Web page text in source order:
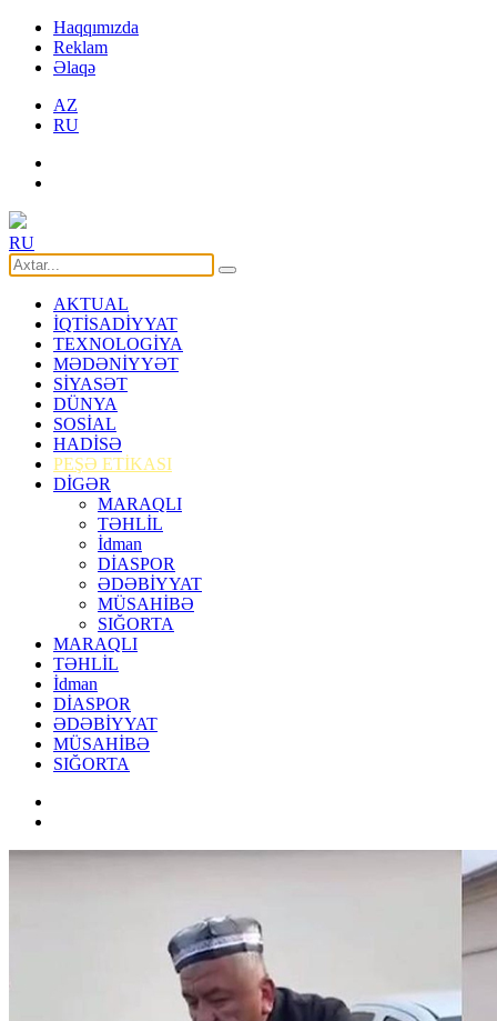
Haqqımızda
Reklam
Əlaqə
AZ
RU
RU
AKTUAL
İQTİSADİYYAT
TEXNOLOGİYA
MƏDƏNİYYƏT
SİYASƏT
DÜNYA
SOSİAL
HADİSƏ
PEŞƏ ETİKASI
DİGƏR
MARAQLI
TƏHLİL
İdman
DİASPOR
ƏDƏBİYYAT
MÜSAHİBƏ
SIĞORTA
MARAQLI
TƏHLİL
İdman
DİASPOR
ƏDƏBİYYAT
MÜSAHİBƏ
SIĞORTA